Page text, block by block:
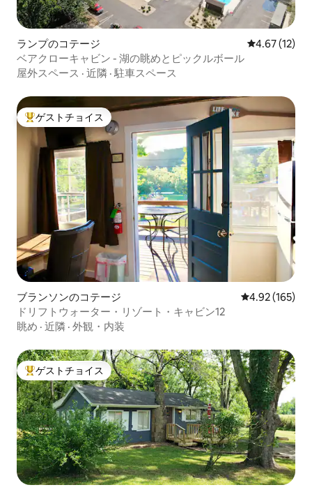
ランプのコテージ レビュー12
4.67 (12)
ベアクローキャビン - 湖の眺めとピックルボール
屋外スペース · 近隣 · 駐車スペース
大好評のゲストチョイスです。
ゲストチョイス
ブランソンのコテージ レビュー165
4.92 (165)
ドリフトウォーター・リゾート・キャビン12
眺め · 近隣 · 外観・内装
大好評のゲストチョイスです。
ゲストチョイス